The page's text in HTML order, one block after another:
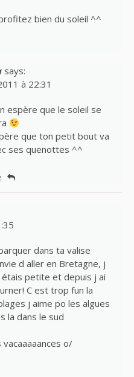
bien du soleil ^^
says:
à 22:31
espère que le soleil se
que ton petit bout va
ses quenottes ^^
dans ta valise
d aller en Bretagne, j
étais petite et depuis j ai
C est trop fun la
j aime po les algues
la dans le sud
o/